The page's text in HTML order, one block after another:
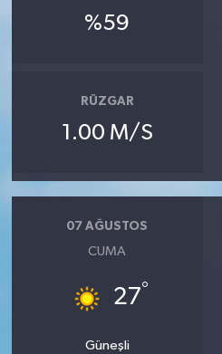
%59
RÜZGAR
1.00 M/S
07 AĞUSTOS
CUMA
27°
Güneşli